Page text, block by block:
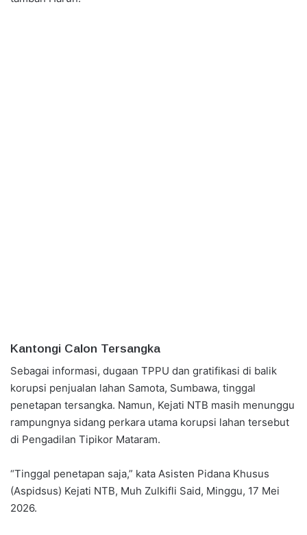
Kantongi Calon Tersangka
Sebagai informasi, dugaan TPPU dan gratifikasi di balik
korupsi penjualan lahan Samota, Sumbawa, tinggal
penetapan tersangka. Namun, Kejati NTB masih menunggu
rampungnya sidang perkara utama korupsi lahan tersebut
di Pengadilan Tipikor Mataram.
“Tinggal penetapan saja,” kata Asisten Pidana Khusus
(Aspidsus) Kejati NTB, Muh Zulkifli Said, Minggu, 17 Mei
2026.